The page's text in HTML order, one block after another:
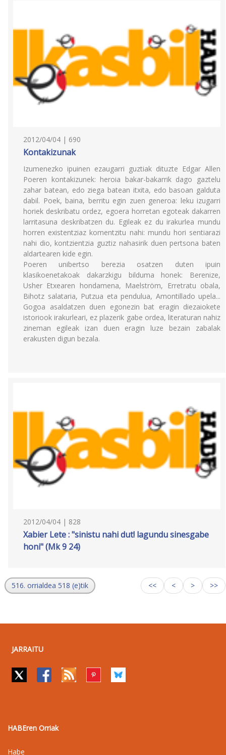
2012/04/04 | 690
Kontakizunak
Izumenezko ipuinen ezaugarri guztiak dituzte Edgar Allen
Poeren kontakizunek: heroia bakar-bakarrik dago gaztelu
zahar batean, edo ziega batean itxita, edo basoan galduta
dabil. Poek, baina, berritu egin zuen generoa: leku izugarri
horiek deskribatu ordez, egoera horretan egoteak dakarren
larritasuna deskribatzen du. Egileak ez du irakurlea mundu
horren existentziaz komentzitu nahi: mundu hori sentiarazi
nahi dio, kontzientzia guztiz nahasirik duen pertsona baten
aldartearen kide egin.
Poeren unibertso berezia osatzen duten ipuin
klasikoenetakoak dakarzkigu bilduma honek: Berenize,
Usher Etxearen hondamena, Maelström, Erretratu obala,
Bihotz salataria, Putzua eta pendulua, Amontillado upela...
Gogoa asaldatzen duen egonezin bat eragin diezaiokete
istoriook irakurleari, ez plazerik gabe ordea, literaturan nahiz
zineman egileak izan duen eragin luze bezain zabalak
erakusten digun bezala.
2012/04/04 | 828
Xabier Lete : "sinistu nahi dut! lagundu sinesgabe
honi" (Mk 9 24)
516. orrialdea 518 (e)tik << < > >>
JARRAITU
HABEren Orriak
Habe